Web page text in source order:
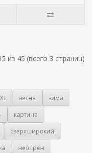
из 45 (всего 3 страниц)
весна
зима
картина
сверхширокий
неопрен